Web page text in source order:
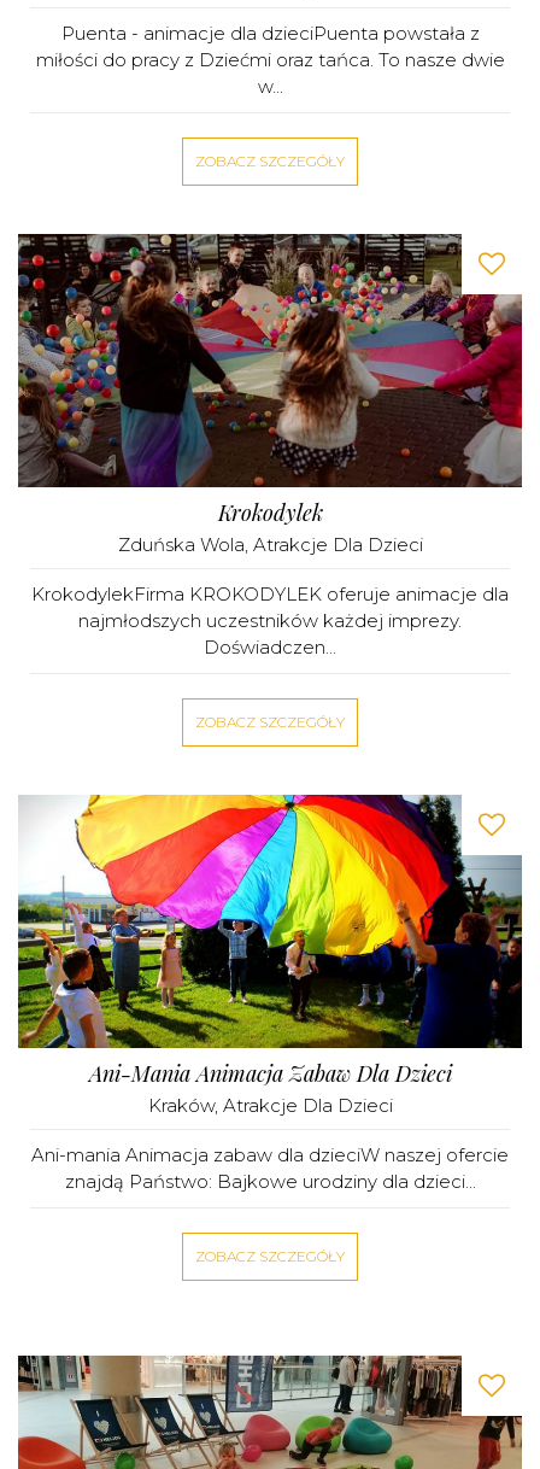
Puenta - animacje dla dzieciPuenta powstała z
miłości do pracy z Dziećmi oraz tańca. To nasze dwie
w...
ZOBACZ SZCZEGÓŁY
Krokodylek
Zduńska Wola Atrakcje Dla Dzieci
KrokodylekFirma KROKODYLEK oferuje animacje dla
najmłodszych uczestników każdej imprezy.
Doświadczen...
ZOBACZ SZCZEGÓŁY
Ani-Mania Animacja Zabaw Dla Dzieci
Kraków, Atrakcje Dla Dzieci
Ani-mania Animacja zabaw dla dzieciW naszej ofercie
znajdą Państwo: Bajkowe urodziny dla dzieci...
ZOBACZ SZCZEGÓŁY